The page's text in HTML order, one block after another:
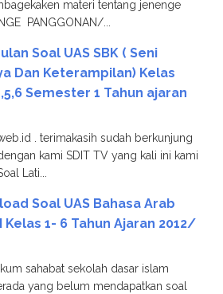
materi tentang jenenge
PANGGONAN/...
Soal UAS SBK ( Seni
Dan Keterampilan) Kelas
Semester 1 Tahun ajaran
. terimakasih sudah berkunjung
kami SDIT TV yang kali ini kami
Lati...
Soal UAS Bahasa Arab
Kelas 1- 6 Tahun Ajaran 2012/
sahabat sekolah dasar islam
yang belum mendapatkan soal